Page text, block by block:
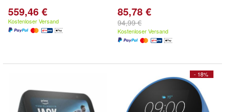
559,46 €
Kostenloser Versand
85,78 €
94,99 €
Kostenloser Versand
- 18%